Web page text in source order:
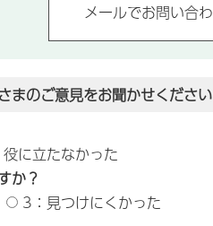
まのご意見をお聞かせください
に立たなかった
か？
3：見つけにくかった